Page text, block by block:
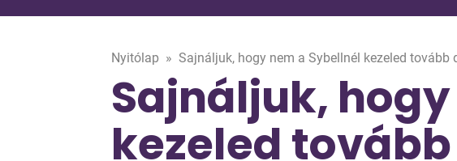
Nyitólap » Sajnáljuk, hogy nem a Sybellnél kezeled tovább
Sajnáljuk,
kezeled